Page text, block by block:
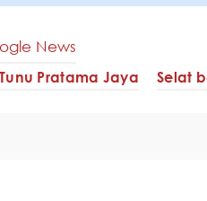
News
Pratama Jaya Selat